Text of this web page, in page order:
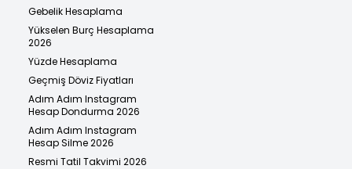
Gebelik Hesaplama
Yükselen Burç Hesaplama
2026
Yüzde Hesaplama
Geçmiş Döviz Fiyatları
Adım Adım Instagram
Hesap Dondurma 2026
Adım Adım Instagram
Hesap Silme 2026
Resmi Tatil Takvimi 2026